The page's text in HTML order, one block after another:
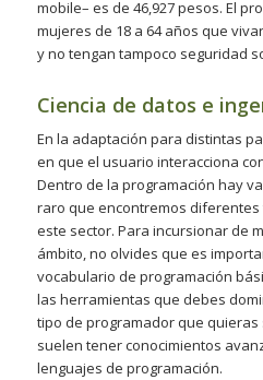
mobile– es de 46,927 pesos. El
mujeres de 18 a 64 años que
y no tengan tampoco seguridad
Ciencia de datos e
En la adaptación para distintas
en que el usuario interacciona
Dentro de la programación hay
raro que encontremos
este sector. Para incursionar de
ámbito, no olvides que es
vocabulario de programación
las herramientas que debes
tipo de programador que quieras
suelen tener conocimientos
lenguajes de programación.